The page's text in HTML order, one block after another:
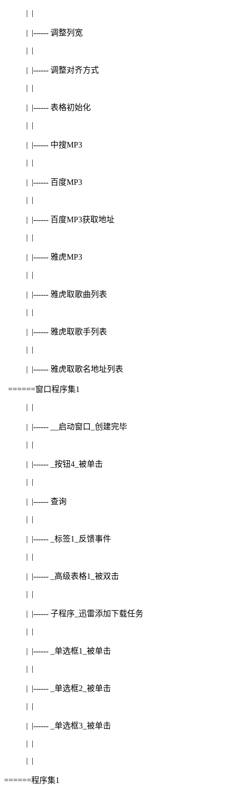
| |
| |------ 调整列宽
| |
| |------ 调整对齐方式
| |
| |------ 表格初始化
| |
| |------ 中搜MP3
| |
| |------ 百度MP3
| |
| |------ 百度MP3获取地址
| |
| |------ 雅虎MP3
| |
| |------ 雅虎取歌曲列表
| |
| |------ 雅虎取歌手列表
| |
| |------ 雅虎取歌名地址列表
======窗口程序集1
| |
| |------ __启动窗口_创建完毕
| |
| |------ _按钮4_被单击
| |
| |------ 查询
| |
| |------ _标签1_反馈事件
| |
| |------ _高级表格1_被双击
| |
| |------ 子程序_迅雷添加下载任务
| |
| |------ _单选框1_被单击
| |
| |------ _单选框2_被单击
| |
| |------ _单选框3_被单击
| |
| |
======程序集1